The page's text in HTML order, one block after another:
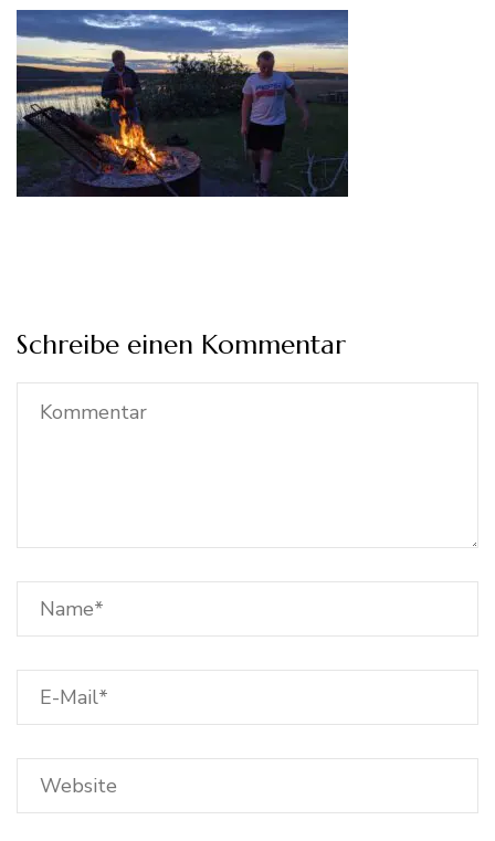
Schreibe einen Kommentar